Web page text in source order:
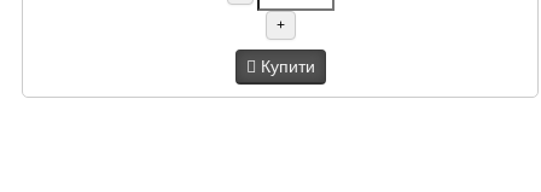
+
Купити